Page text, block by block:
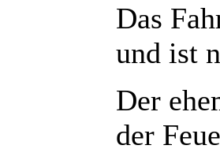
Das
und ist
Der
der